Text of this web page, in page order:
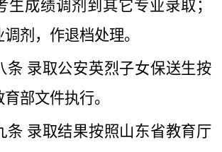
生成绩调剂到其它专业录取；
剂，作退档处理。
条 录取公安英烈子女保送生按
部文件执行。
条 录取结果按照山东省教育厅